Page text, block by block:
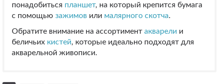
понадобиться планшет, на который крепится бумага
с помощью зажимов или малярного скотча.
Обратите внимание на ассортимент акварели и
беличьих кистей, которые идеально подходят для
акварельной живописи.